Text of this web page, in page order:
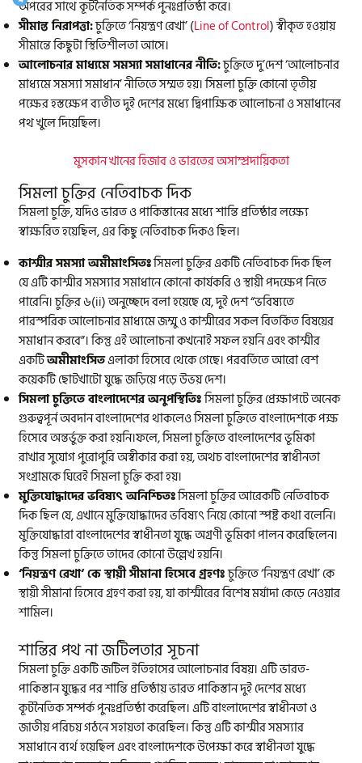
অপরের সাথে কূটনৈতিক সম্পর্ক পুনঃপ্রতিষ্ঠা করে।
সীমান্ত নিরাপত্তা:চুক্তিতে ‘নিয়ন্ত্রণ রেখা’ (Line of Control) স্বীকৃত হওয়ায়
সীমান্তে কিছুটা স্থিতিশীলতা আসে।
আলোচনার মাধ্যমে সমস্যা সমাধানের নীতি:চুক্তিতে দু’দেশ ‘আলোচনার
মাধ্যমে সমস্যা সমাধান’ নীতিতে সম্মত হয়। সিমলা চুক্তি কোনো তৃতীয়
পক্ষের হস্তক্ষেপ ব্যতীত দুই দেশের মধ্যে দ্বিপাক্ষিক আলোচনা ও সমাধানের
পথ খুলে দিয়েছিল।
মুসকান খানের হিজাব ও ভারতের অসাম্প্রদায়িকতা
সিমলা চুক্তির নেতিবাচক দিক
সিমলা চুক্তি, যদিও ভারত ও পাকিস্তানের মধ্যে শান্তি প্রতিষ্ঠার লক্ষ্যে
স্বাক্ষরিত হয়েছিল, এর কিছু নেতিবাচক দিকও ছিল।
কাশ্মীর সমস্যা অমীমাংসিতঃসিমলা চুক্তির একটি নেতিবাচক দিক ছিল
যে এটি কাশ্মীর সমস্যার সমাধানে কোনো কার্যকরি ও স্থায়ী পদক্ষেপ নিতে
পারেনি। চুক্তির ৬(ii) অনুচ্ছেদে বলা হয়েছে যে, দুই দেশ “ভবিষ্যতে
পারস্পরিক আলোচনার মাধ্যমে জম্মু ও কাশ্মীরের সকল বিতর্কিত বিষয়ের
সমাধান করবে”। কিন্তু এই আলোচনা কখনোই সফল হয়নি এবং কাশ্মীর
একটিঅমীমাংসিতএলাকা হিসেবে থেকে গেছে। পরবর্তিতে আরো বেশ
কয়েকটি ছোটখাটো যুদ্ধে জড়িয়ে পড়ে উভয় দেশ।
সিমলাচুক্তিতেবাংলাদেশের অনুপস্থিতিঃসিমলা চুক্তির প্রেক্ষাপটে অনেক
গুরুত্বপূর্ন অবদান বাংলাদেশের থাকলেও সিমলা চুক্তিতে বাংলাদেশকে পক্ষ
হিসেবে অন্তর্ভুক্ত করা হয়নি।ফলে, সিমলা চুক্তিতে বাংলাদেশের ভূমিকা
রাখার সুযোগ পুরোপুরি অস্বীকার করা হয়, অথচ বাংলাদেশের স্বাধীনতা
সংগ্রামকে ঘিরেই সিমলা চুক্তি করা হয়।
মুক্তিযোদ্ধাদের ভবিষ্যৎ অনিশ্চিতঃসিমলা চুক্তির আরেকটি নেতিবাচক
দিক ছিল যে, এখানে মুক্তিযোদ্ধাদের ভবিষ্যৎ নিয়ে কোনো স্পষ্ট কথা বলেনি।
মুক্তিযোদ্ধারা বাংলাদেশের স্বাধীনতা যুদ্ধে অগ্রণী ভূমিকা পালন করেছিলেন।
কিন্তু সিমলা চুক্তিতে তাদের কোনো উল্লেখ হয়নি।
‘নিয়ন্ত্রণ রেখা‘কে স্থায়ী সীমানা হিসেবে গ্রহণঃচুক্তিতে ‘নিয়ন্ত্রণ রেখা’ কে
স্থায়ী সীমানা হিসেবে গ্রহণ করা হয়, যা কাশ্মীরের বিশেষ মর্যাদা কেড়ে নেওয়ার
শামিল।
শান্তির পথ না জটিলতার সূচনা
সিমলা চুক্তি একটি জটিল ইতিহাসের আলোচনার বিষয়। এটি ভারত-
পাকিস্তান যুদ্ধের পর শান্তি প্রতিষ্ঠায় ভারত পাকিস্তান দুই দেশের মধ্যে
কূটনৈতিক সম্পর্ক পুনঃপ্রতিষ্ঠা করেছিল। এটি বাংলাদেশের স্বাধীনতা ও
জাতীয় পরিচয় গঠনে সহায়তা করেছিল। কিন্তু এটি কাশ্মীর সমস্যার
সমাধানে ব্যর্থ হয়েছিল এবং বাংলাদেশকে উপেক্ষা করে স্বাধীনতা যুদ্ধে